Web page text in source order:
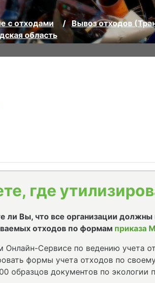
с отходами
Вывоз отходов
область
где
ли Вы, что все организации
отходов по формам приказа
Онлайн-Сервисе по ведению учета
формы учета отходов по
образцов документов по экологии